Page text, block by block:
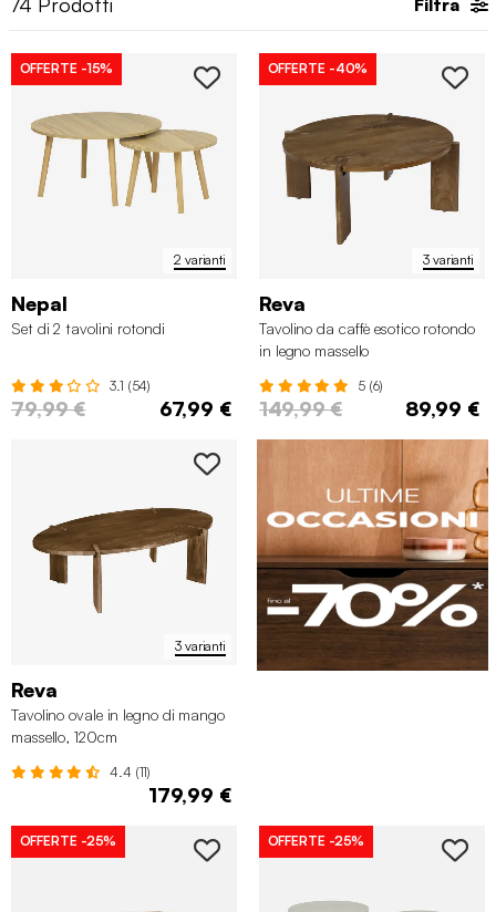
Filtra
2 varianti
OFFERTE -15%
Nepal
Set di 2 tavolini rotondi
3.1 (54)
79,99 € 67,99 €
3 varianti
OFFERTE -40%
Reva
Tavolino da caffè esotico rotondo
in legno massello
5 (6)
149,99 € 89,99 €
3 varianti
Reva
Tavolino ovale in legno di mango
massello, 120cm
4.4 (11)
179,99 €
OFFERTE -25% OFFERTE -25%